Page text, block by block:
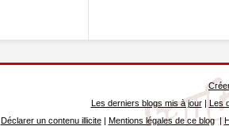
Les derniers blogs mis à jour| Les
Déclarer un contenu illicite| Mentions légales de ce blog|